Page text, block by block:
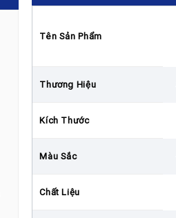
Tên Sản Phẩm
Thương Hiệu
Kích Thước
Màu Sắc
Chất Liệu